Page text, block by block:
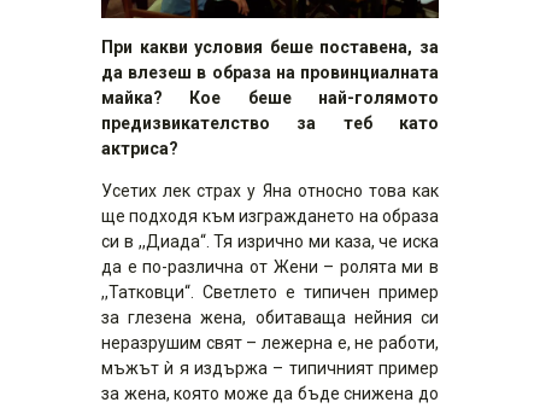
При какви условия беше поставена, за
да влезеш в образа на провинциалната
майка? Кое беше най-голямото
предизвикателство за теб като
актриса?
Усетих лек страх у Яна относно това как
ще подходя към изграждането на образа
си в ,,Диада“. Тя изрично ми каза, че иска
да е по-различна от Жени – ролята ми в
,,Татковци“. Светлето е типичен пример
за глезена жена, обитаваща нейния си
неразрушим свят – лежерна е, не работи,
мъжът ѝ я издържа – типичният пример
за жена, която може да бъде снижена до